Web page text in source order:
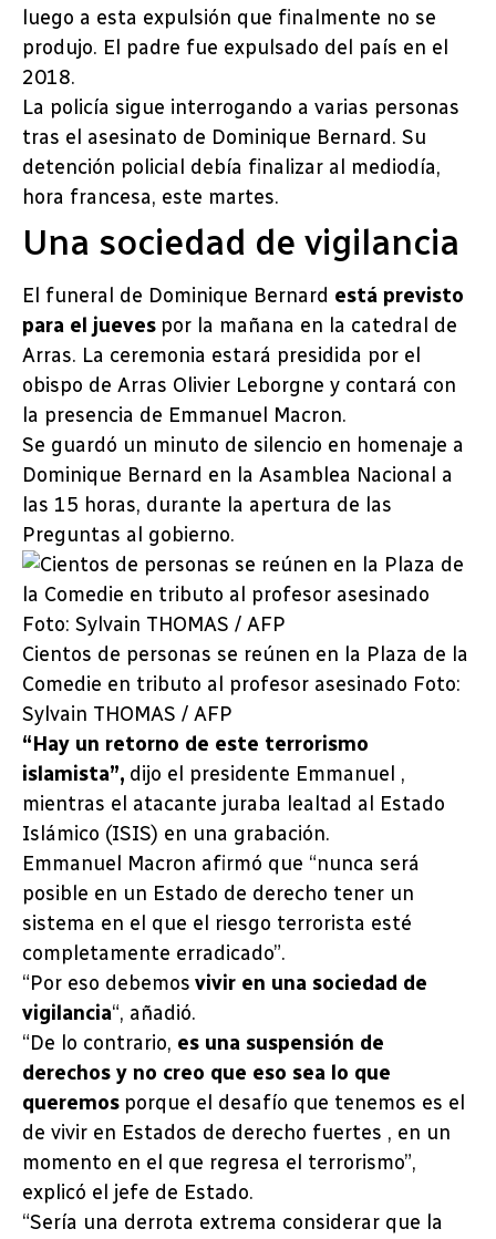
luego a esta expulsión que finalmente no se
produjo. El padre fue expulsado del país en el
2018.
La policía sigue interrogando a varias personas
tras el asesinato de Dominique Bernard. Su
detención policial debía finalizar al mediodía,
hora francesa, este martes.
Una sociedad de vigilancia
El funeral de Dominique Bernard está previsto
para el jueves por la mañana en la catedral de
Arras. La ceremonia estará presidida por el
obispo de Arras Olivier Leborgne y contará con
la presencia de Emmanuel Macron.
Se guardó un minuto de silencio en homenaje a
Dominique Bernard en la Asamblea Nacional a
las 15 horas, durante la apertura de las
Preguntas al gobierno.
Cientos de personas se reúnen en la Plaza de la
Comedie en tributo al profesor asesinado Foto:
Sylvain THOMAS / AFP
“Hay un retorno de este terrorismo
islamista”, dijo el presidente Emmanuel ,
mientras el atacante juraba lealtad al Estado
Islámico (ISIS) en una grabación.
Emmanuel Macron afirmó que “nunca será
posible en un Estado de derecho tener un
sistema en el que el riesgo terrorista esté
completamente erradicado”.
“Por eso debemos vivir en una sociedad de
vigilancia“, añadió.
“De lo contrario, es una suspensión de
derechos y no creo que eso sea lo que
queremos porque el desafío que tenemos es el
de vivir en Estados de derecho fuertes , en un
momento en el que regresa el terrorismo”,
explicó el jefe de Estado.
“Sería una derrota extrema considerar que la